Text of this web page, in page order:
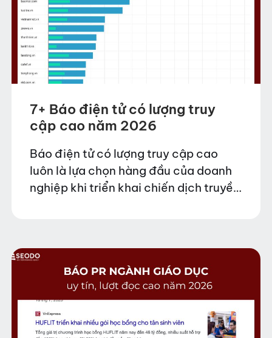
7+ Báo điện tử có lượng truy
cập cao năm 2026
Báo điện tử có lượng truy cập cao
luôn là lựa chọn hàng đầu của doanh
nghiệp khi triển khai chiến dịch truyền